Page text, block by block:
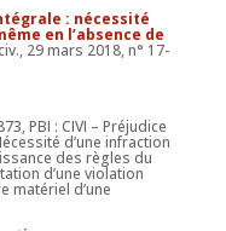
: nécessité
en l’absence de
29 mars 2018, n° 17-
PBI : CIVI – Préjudice
d’une infraction
des règles du
d’une violation
matériel d’une